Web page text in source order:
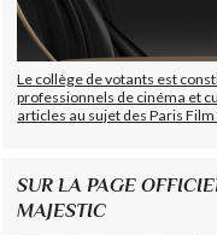
Le collège de votants est
professionnels de cinéma et
articles au sujet des Paris
SUR LA PAGE
MAJESTIC